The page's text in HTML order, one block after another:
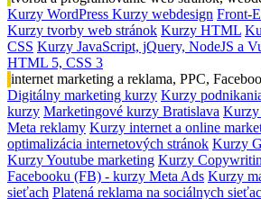
Kurzy WordPress Kurzy webdesign Front-
Kurzy tvorby web stránok Kurzy HTML
CSS Kurzy JavaScript, jQuery, NodeJS a
HTML 5, CSS 3
internet marketing a reklama, PPC,
Digitálny marketing kurzy Kurzy
kurzy Marketingové kurzy Bratislava Kurzy
Meta reklamy Kurzy internet a online
optimalizácia internetových stránok Kurzy
Kurzy Youtube marketing Kurzy
Facebooku (FB) - kurzy Meta Ads Kurzy
sieťach Platená reklama na sociálnych